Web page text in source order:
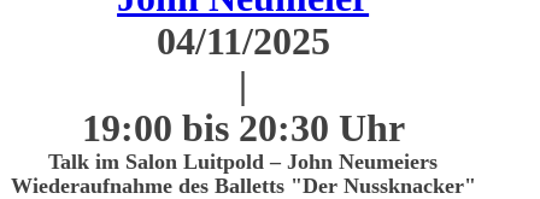
04/11/2025
|
19:00 bis 20:30 Uhr
Talk im Salon Luitpold – John Neumeiers
Wiederaufnahme des Balletts "Der Nussknacker"